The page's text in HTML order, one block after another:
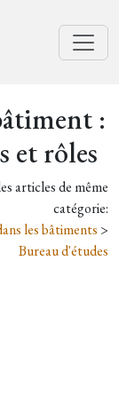
:
et rôles
articles de même
catégorie:
les bâtiments >
Bureau d'études